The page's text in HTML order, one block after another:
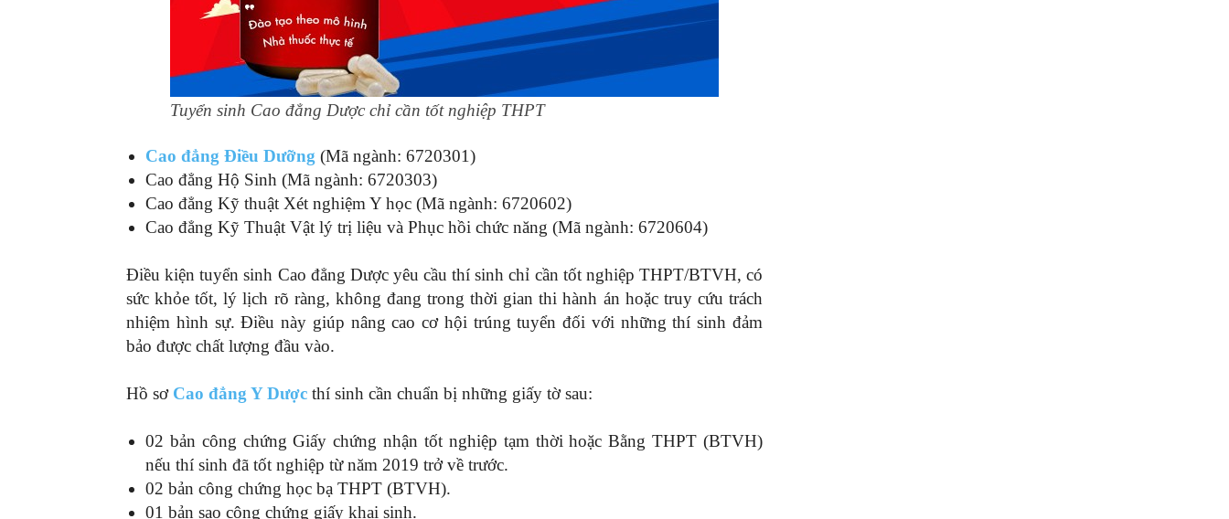
Tuyển sinh Cao đẳng Dược chỉ cần tốt nghiệp THPT
Cao đẳng Điều Dưỡng (Mã ngành: 6720301)
Cao đẳng Hộ Sinh (Mã ngành: 6720303)
Cao đẳng Kỹ thuật Xét nghiệm Y học (Mã ngành: 6720602)
Cao đẳng Kỹ Thuật Vật lý trị liệu và Phục hồi chức năng (Mã ngành: 6720604)
Điều kiện tuyển sinh Cao đẳng Dược yêu cầu thí sinh chỉ cần tốt nghiệp THPT/BTVH, có
sức khỏe tốt, lý lịch rõ ràng, không đang trong thời gian thi hành án hoặc truy cứu trách
nhiệm hình sự. Điều này giúp nâng cao cơ hội trúng tuyển đối với những thí sinh đảm
bảo được chất lượng đầu vào.
Hồ sơ Cao đẳng Y Dược thí sinh cần chuẩn bị những giấy tờ sau:
02 bản công chứng Giấy chứng nhận tốt nghiệp tạm thời hoặc Bằng THPT (BTVH)
nếu thí sinh đã tốt nghiệp từ năm 2019 trở về trước.
02 bản công chứng học bạ THPT (BTVH).
01 bản sao công chứng giấy khai sinh.